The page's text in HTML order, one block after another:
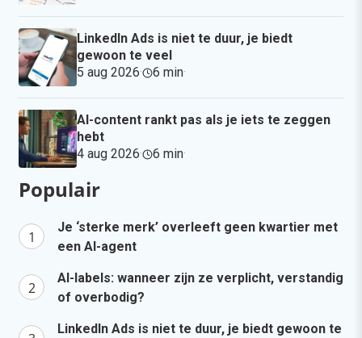
LinkedIn Ads is niet te duur, je biedt
gewoon te veel
5 aug 2026· 6 min·
AI-content rankt pas als je iets te zeggen
hebt
4 aug 2026· 6 min·
Populair
Je ‘sterke merk’ overleeft geen kwartier met
een AI-agent
AI-labels: wanneer zijn ze verplicht, verstandig
of overbodig?
LinkedIn Ads is niet te duur, je biedt gewoon te